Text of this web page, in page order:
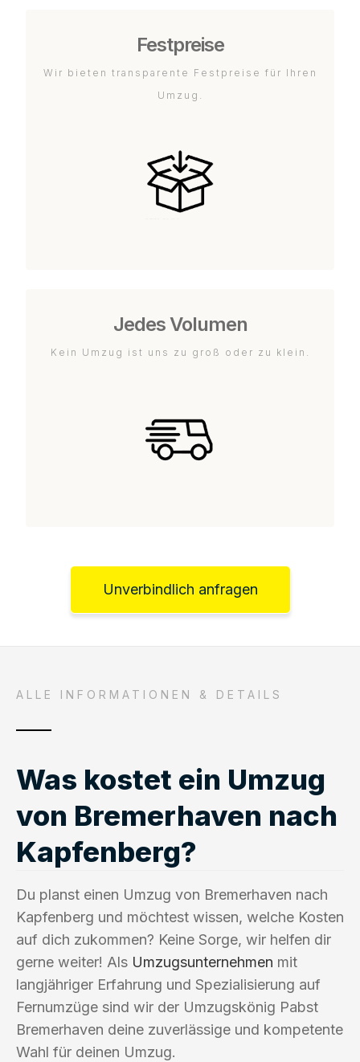
Festpreise
Wir bieten transparente Festpreise für Ihren
Umzug.
Jedes Volumen
Kein Umzug ist uns zu groß oder zu klein.
Unverbindlich anfragen
ALLE INFORMATIONEN & DETAILS
Was kostet ein Umzug
von Bremerhaven nach
Kapfenberg?
Du planst einen Umzug von Bremerhaven nach
Kapfenberg und möchtest wissen, welche Kosten
auf dich zukommen? Keine Sorge, wir helfen dir
gerne weiter! Als Umzugsunternehmen mit
langjähriger Erfahrung und Spezialisierung auf
Fernumzüge sind wir der Umzugskönig Pabst
Bremerhaven deine zuverlässige und kompetente
Wahl für deinen Umzug.